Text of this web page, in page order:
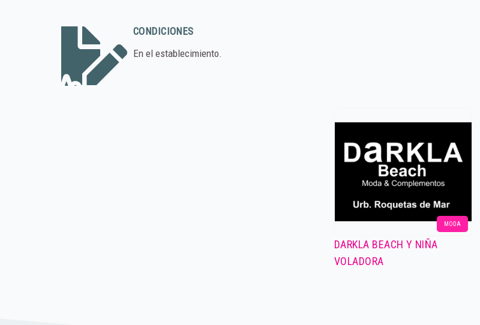
CONDICIONES
En el establecimiento.
MODA
DARKLA BEACH Y NIÑA
VOLADORA